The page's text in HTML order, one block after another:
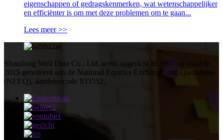
eigenschappen of gedragskenmerken, wat wetenschappelijker
en efficiënter is om met deze problemen om te gaan...
Lees meer >>
Shandong Well Data Co., Ltd. werd opgericht in 1997 en werd in
2015 genoteerd aan de National Equities Exchange and Quotations
(NEEQ), aandelencode 833552.